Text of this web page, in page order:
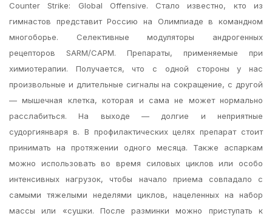
Counter Strike: Global Offensive. Стало известно, кто из
гимнастов представит Россию на Олимпиаде в командном
многоборье. Селективные модуляторы андрогенных
рецепторов SARM/САРМ. Препараты, применяемые при
химиотерапии. Получается, что с одной стороны у нас
произвольные и длительные сигналы на сокращение, с другой
— мышечная клетка, которая и сама не может нормально
расслабиться. На выходе — долгие и неприятные
судоргиянваря в. В профилактических целях препарат стоит
принимать на протяжении одного месяца. Также аспаркам
можно использовать во время силовых циклов или особо
интенсивных нагрузок, чтобы начало приема совпадало с
самыми тяжелыми неделями циклов, нацеленных на набор
массы или «сушки. После разминки можно приступать к